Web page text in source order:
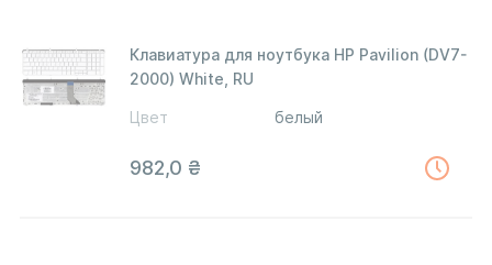
Клавиатура для ноутбука HP Pavilion (DV7-
2000) White, RU
Цвет белый
982,0 ₴